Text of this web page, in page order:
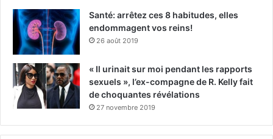
Santé: arrêtez ces 8 habitudes, elles
endommagent vos reins!
26 août 2019
« Il urinait sur moi pendant les rapports
sexuels », l’ex-compagne de R. Kelly fait
de choquantes révélations
27 novembre 2019